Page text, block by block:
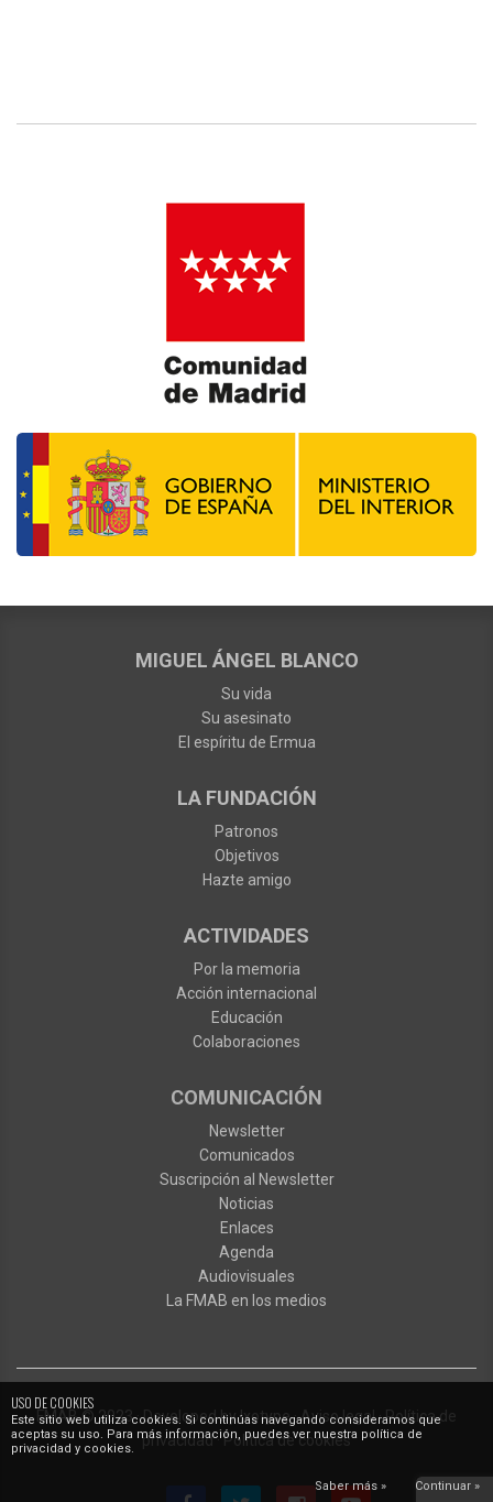
USO DE COOKIES
Este sitio web utiliza cookies. Si continúas navegando consideramos que
aceptas su uso. Para más información, puedes ver nuestra política de
privacidad y cookies.
Saber más » Continuar »
MIGUEL ÁNGEL BLANCO
Su vida
Su asesinato
El espíritu de Ermua
LA FUNDACIÓN
Patronos
Objetivos
Hazte amigo
ACTIVIDADES
Por la memoria
Acción internacional
Educación
Colaboraciones
COMUNICACIÓN
Newsletter
Comunicados
Suscripción al Newsletter
Noticias
Enlaces
Agenda
Audiovisuales
La FMAB en los medios
FMAB© 2023·Developed byIxotype·Aviso legal·Política de
privacidad·Política de cookies